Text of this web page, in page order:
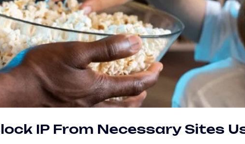
IP From Necessary Sites